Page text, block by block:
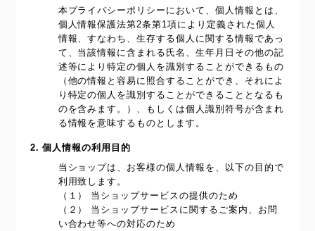
本プライバシーポリシーにおいて、個人情報とは、
個人情報保護法第2条第1項により定義された個人
情報、すなわち、生存する個人に関する情報であっ
て、当該情報に含まれる氏名、生年月日その他の記
述等により特定の個人を識別することができるもの
（他の情報と容易に照合することができ、それによ
り特定の個人を識別することができることとなるも
のを含みます。）、もしくは個人識別符号が含まれ
る情報を意味するものとします。
2. 個人情報の利用目的
当ショップは、お客様の個人情報を、以下の目的で
利用致します。
（１） 当ショップサービスの提供のため
（２） 当ショップサービスに関するご案内、お問
い合わせ等への対応のため